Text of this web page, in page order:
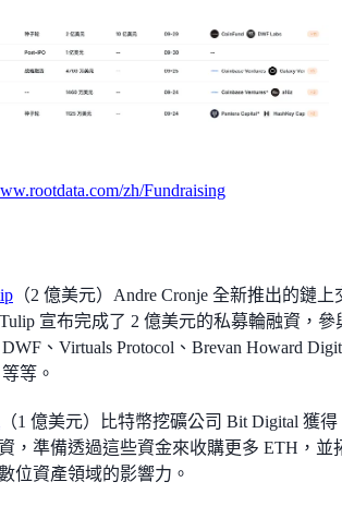
zh/Fundraising
（2 億美元）Andre Cronje 全新推出的鏈上
宣布完成了 2 億美元的私募輪融資，參
、Virtuals Protocol、Brevan Howard
等。
（1 億美元）比特幣挖礦公司 Bit Digital 獲得
，準備透過這些資金來收購更多 ETH，並
位資產領域的影響力。